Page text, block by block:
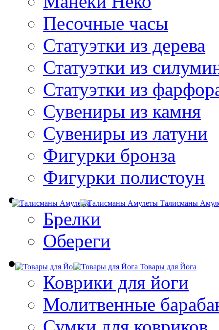
Песочные часы
Статуэтки из дерева
Статуэтки из
Статуэтки из
Сувениры из камня
Сувениры из латуни
Фигурки бронза
Фигурки полистоун
Талисманы
Брелки
Обереги
Товары для Йога
Коврики для йоги
Молитвенные